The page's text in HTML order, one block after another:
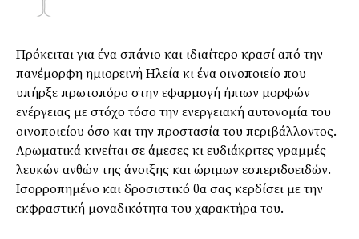
Πρόκειται για ένα σπάνιο και ιδιαίτερο κρασί από την
πανέμορφη ημιορεινή Ηλεία κι ένα οινοποιείο που
υπήρξε πρωτοπόρο στην εφαρμογή ήπιων μορφών
ενέργειας με στόχο τόσο την ενεργειακή αυτονομία του
οινοποιείου όσο και την προστασία του περιβάλλοντος.
Αρωματικά κινείται σε άμεσες κι ευδιάκριτες γραμμές
λευκών ανθών της άνοιξης και ώριμων εσπεριδοειδών.
Ισορροπημένο και δροσιστικό θα σας κερδίσει με την
εκφραστική μοναδικότητα του χαρακτήρα του.